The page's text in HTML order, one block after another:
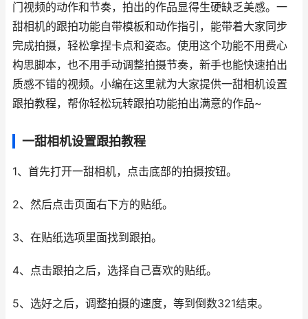
门视频的动作和节奏，拍出的作品显得生硬缺乏美感。一
甜相机的跟拍功能自带模板和动作指引，能带着大家同步
完成拍摄，轻松拿捏卡点和姿态。使用这个功能不用费心
构思脚本，也不用手动调整拍摄节奏，新手也能快速拍出
质感不错的视频。小编在这里就为大家提供一甜相机设置
跟拍教程，帮你轻松玩转跟拍功能拍出满意的作品~
一甜相机设置跟拍教程
1、首先打开一甜相机，点击底部的拍摄按钮。
2、然后点击页面右下方的贴纸。
3、在贴纸选项里面找到跟拍。
4、点击跟拍之后，选择自己喜欢的贴纸。
5、选好之后，调整拍摄的速度，等到倒数321结束。